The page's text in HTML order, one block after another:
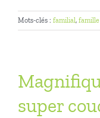
Mots-clés : familial, famille
super